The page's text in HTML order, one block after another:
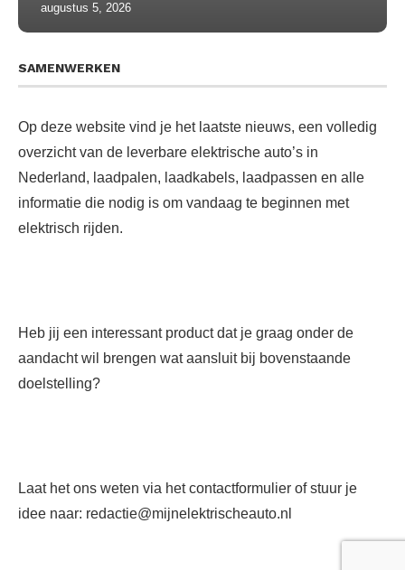
augustus 5, 2026
SAMENWERKEN
Op deze website vind je het laatste nieuws, een volledig
overzicht van de leverbare elektrische auto’s in
Nederland, laadpalen, laadkabels, laadpassen en alle
informatie die nodig is om vandaag te beginnen met
elektrisch rijden.
Heb jij een interessant product dat je graag onder de
aandacht wil brengen wat aansluit bij bovenstaande
doelstelling?
Laat het ons weten via hetcontactformulier of stuur je
idee naar: redactie@mijnelektrischeauto.nl